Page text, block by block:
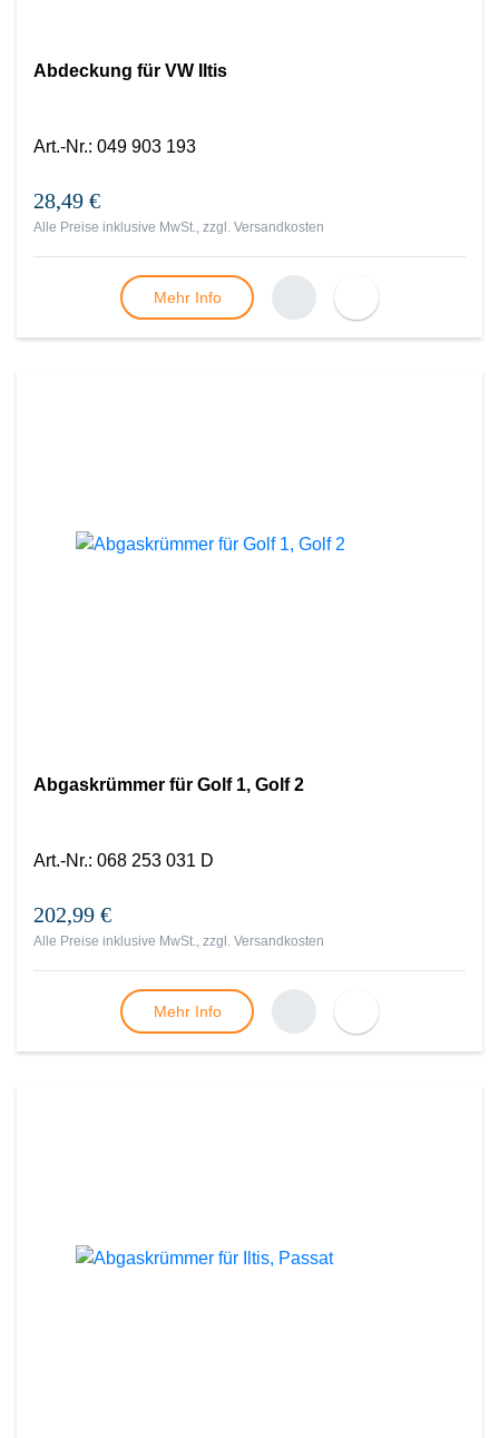
Abdeckung für VW Iltis
Art.-Nr.: 049 903 193
28,49 €
Alle Preise inklusive MwSt., zzgl. Versandkosten
Mehr Info
Abgaskrümmer für Golf 1, Golf 2
Art.-Nr.: 068 253 031 D
202,99 €
Alle Preise inklusive MwSt., zzgl. Versandkosten
Mehr Info